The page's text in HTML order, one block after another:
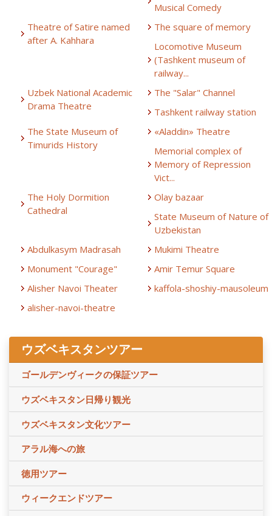
Musical Comedy
Theatre of Satire named
after A. Kahhara
The square of memory
Locomotive Museum
(Tashkent museum of
railway...
Uzbek National Academic
Drama Theatre
The "Salar" Channel
Tashkent railway station
The State Museum of
Timurids History
«Aladdin» Theatre
Memorial complex of
Memory of Repression
Vict...
The Holy Dormition
Cathedral
Olay bazaar
State Museum of Nature of
Uzbekistan
Abdulkasym Madrasah
Mukimi Theatre
Monument "Courage"
Amir Temur Square
Alisher Navoi Theater
kaffola-shoshiy-mausoleum
alisher-navoi-theatre
ウズベキスタンツアー
ゴールデンヴィークの保証ツアー
ウズベキスタン日帰り観光
ウズベキスタン文化ツアー
アラル海への旅
徳用ツアー
ウィークエンドツアー